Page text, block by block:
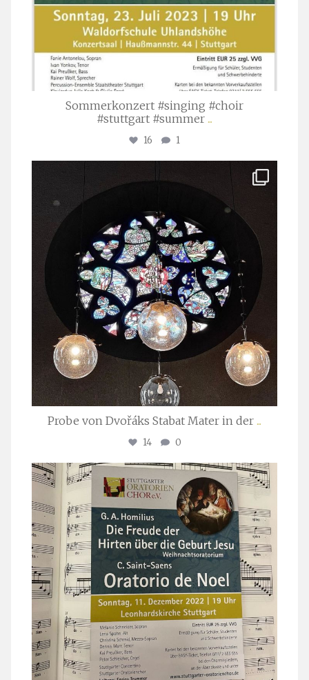
Sommerkonzert #singing #choir
#stuttgart #summer ...
16 1
Apr. 1
Probe von Dvořáks Stabat Mater in der ...
14 0
stuttgarter_oratorienchor
Nov. 29